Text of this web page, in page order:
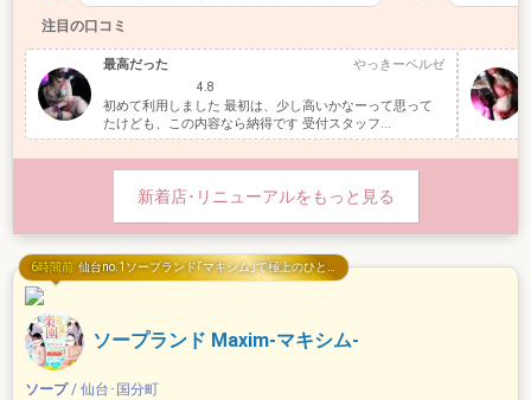
&#x…
でした😄ま
注目の口コミ
最高だった やっきーベルゼ
4.8
初めて利用しました 最初は、少し高いかなーって思って
たけども、この内容なら納得です 受付スタッフ...
新着店･リニューアルをもっと見る
ソープランド Maxim-マキシム-
ソープ/ 仙台･国分町
6時間前 仙台no.1ソープランド｢マキシム｣で極上のひと時を！